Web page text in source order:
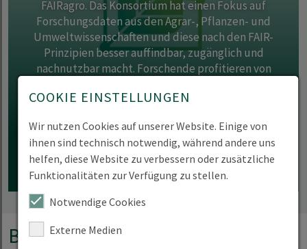
FAIRagro. Das Konsortium hat einen Fokus auf
Forschungsdaten aus den Agrar-, Pflanzen- und
Umweltwissenschaften und diese nach den FAIR-
Prinzipien besser auffindbar, zugänglich und
nachnutzbar macht. Forschende profitieren von
Beratungsangeboten und einer vernetzten
Nutzung von Forschungsdaten erleichtert.
WEITERFÜHRENDE INFORMATION ZU FAIRAGRO
Beratung
COOKIE EINSTELLUNGEN
Wir nutzen Cookies auf unserer Website. Einige von
ihnen sind technisch notwendig, während andere uns
helfen, diese Website zu verbessern oder zusätzliche
Funktionalitäten zur Verfügung zu stellen.
Notwendige Cookies
Externe Medien